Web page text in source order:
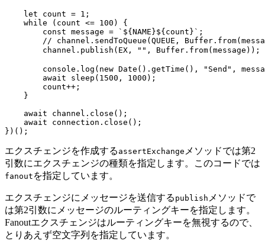
let count = 1 ;
while
( count <= 100 )
{
const message = ` ${ NAME }${ count } ` ;
// channel.sendToQueue(QUEUE,
        channel
. publish ( EX , "" , Buffer . from( message ) ) ;
        console
. log ( new Date ( ) . getTime ( ) , "Send" ,
await
sleep ( 1500 , 1000 ) ;
        count
++ ;
}
await channel . close ( ) ;
await connection . close ( ) ;
} ) ( ) ;
エクスチェンジを作成する assertExchange メソッドでは第2
引数にエクスチェンジの種類を指定します。このコードでは
fanout を指定しています。
エクスチェンジにメッセージを送信する publish メソッドで
は第2引数にメッセージのルーティングキーを指定します。
Fanoutエクスチェンジはルーティングキーを無視するので、
とりあえず空文字列を指定しています。